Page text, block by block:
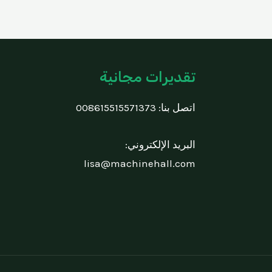
تقديرات مجانية
اتصل بنا: 008615515571373
البريد الإلكتروني:
lisa@machinehall.com